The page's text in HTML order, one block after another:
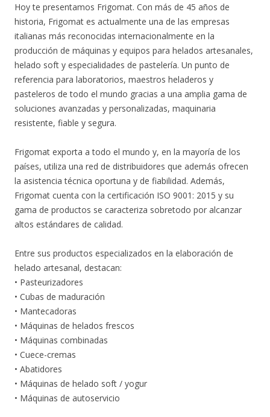
Hoy te presentamos Frigomat. Con más de 45 años de
historia, Frigomat es actualmente una de las empresas
italianas más reconocidas internacionalmente en la
producción de máquinas y equipos para helados artesanales,
helado soft y especialidades de pastelería. Un punto de
referencia para laboratorios, maestros heladeros y
pasteleros de todo el mundo gracias a una amplia gama de
soluciones avanzadas y personalizadas, maquinaria
resistente, fiable y segura.
Frigomat exporta a todo el mundo y, en la mayoría de los
países, utiliza una red de distribuidores que además ofrecen
la asistencia técnica oportuna y de fiabilidad. Además,
Frigomat cuenta con la certificación ISO 9001: 2015 y su
gama de productos se caracteriza sobretodo por alcanzar
altos estándares de calidad.
Entre sus productos especializados en la elaboración de
helado artesanal, destacan:
• Pasteurizadores
• Cubas de maduración
• Mantecadoras
• Máquinas de helados frescos
• Máquinas combinadas
• Cuece-cremas
• Abatidores
• Máquinas de helado soft / yogur
• Máquinas de autoservicio